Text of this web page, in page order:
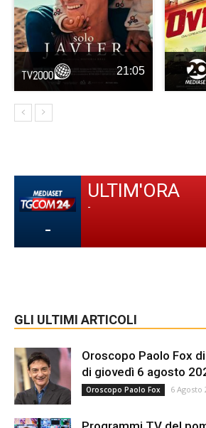
21:05
-
ULTIM'ORA
-
GLI ULTIMI ARTICOLI
Oroscopo Paolo Fox
di giovedì 6 agosto
Oroscopo Paolo Fox 6 Agosto